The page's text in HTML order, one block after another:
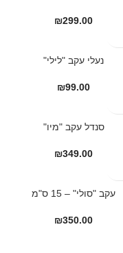
₪299.00
נעלי עקב "לילי"
₪99.00
סנדל עקב "מיו"
₪349.00
עקב "סולי" – 15 ס"מ
₪350.00